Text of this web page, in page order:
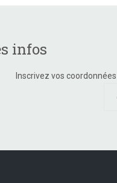
infos
Inscrivez vos